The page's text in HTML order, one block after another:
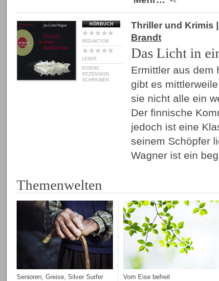
HÖRBUCH
REDAKTION
LESER
EIGENE
REZENSION
SCHREIBEN
Thriller und Krimis
Brandt
Das Licht in
Ermittler aus dem
gibt es
sie nicht alle ein
Der finnische
jedoch ist eine
seinem Schöpfer
Wagner ist ein
Themenwelten
Senioren, Greise, Silver Surfer Vom Eise befreit